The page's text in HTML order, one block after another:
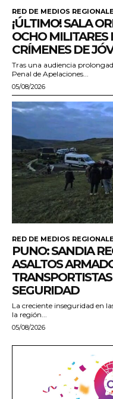
RED DE MEDIOS
¡ÚLTIMO! SALA
OCHO MILITARES
CRÍMENES DE
Tras una audiencia
Penal de Apelaciones...
05/08/2026
RED DE MEDIOS
PUNO: SANDIA
ASALTOS
SEGURIDAD
La creciente inseguridad en
la región...
05/08/2026